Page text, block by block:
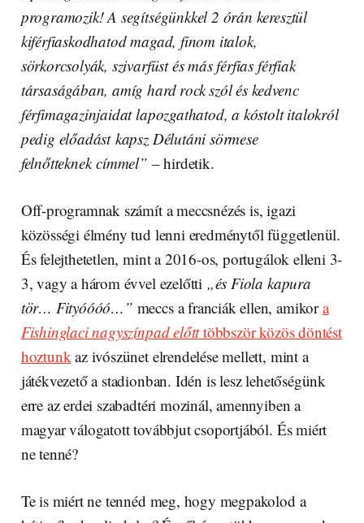
programozik! A segítségünkkel 2 órán keresztül
kiférfiaskodhatod magad, finom italok,
sörkorcsolyák, szivarfüst és más férfias férfiak
társaságában, amíg hard rock szól és kedvenc
férfimagazinjaidat lapozgathatod, a kóstolt italokról
pedig előadást kapsz Délutáni sörmese
felnőtteknek címmel” – hirdetik.
Off-programnak számít a meccsnézés is, igazi
közösségi élmény tud lenni eredménytől függetlenül.
És felejthetetlen, mint a 2016-os, portugálok elleni 3-
3, vagy a három évvel ezelőtti „és Fiola kapura
tör… Fityóóóó…” meccs a franciák ellen, amikora
Fishinglaci nagyszínpad előtttöbbször közös döntést
hoztunk az ivószünet elrendelése mellett, mint a
játékvezető a stadionban. Idén is lesz lehetőségünk
erre az erdei szabadtéri mozinál, amennyiben a
magyar válogatott továbbjut csoportjából. És miért
ne tenné?
Te is miért ne tennéd meg, hogy megpakolod a